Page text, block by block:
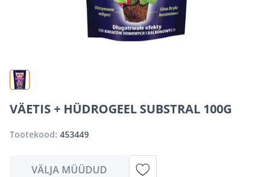
VÄETIS + HÜDROGEEL SUBSTRAL 100G
Tootekood: 453449
VÄLJA MÜÜDUD